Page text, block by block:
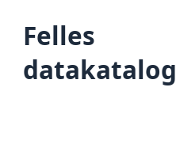
Felles
datakatalog